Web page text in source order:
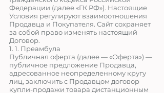
Федерации (далее «ГК РФ»). Настоящие
Условия регулируют взаимоотношения
Продавца и Покупателя. Сайт сохраняет
за собой право изменять настоящий
Договор.
1. 1. Преамбула
Публичная оферта (далее — «Оферта») —
публичное предложение Продавца,
адресованное неопределенному кругу
лиц, заключить с Продавцом договор
купли-продажи товара дистанционным